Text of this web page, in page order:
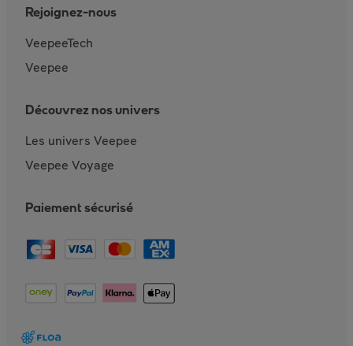
Rejoignez-nous
VeepeeTech
Veepee
Découvrez nos univers
Les univers Veepee
Veepee Voyage
Paiement sécurisé